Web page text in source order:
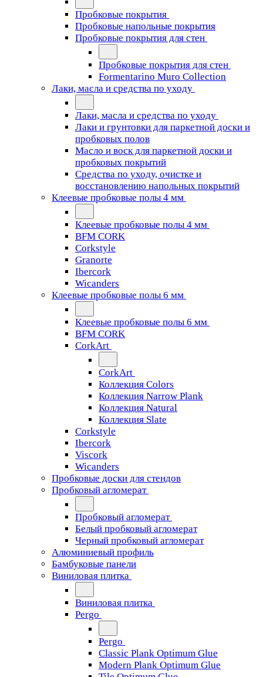
Пробковые покрытия
Пробковые напольные покрытия
Пробковые покрытия для стен
Пробковые покрытия для стен
Formentarino Muro Collection
Лаки, масла и средства по уходу
Лаки, масла и средства по уходу
Лаки и грунтовки для паркетной доски и
пробковых полов
Масло и воск для паркетной доски и
пробковых покрытий
Средства по уходу, очистке и
восстановлению напольных покрытий
Клеевые пробковые полы 4 мм
Клеевые пробковые полы 4 мм
BFM CORK
Corkstyle
Granorte
Ibercork
Wicanders
Клеевые пробковые полы 6 мм
Клеевые пробковые полы 6 мм
BFM CORK
CorkArt
CorkArt
Коллекция Colors
Коллекция Narrow Plank
Коллекция Natural
Коллекция Slate
Corkstyle
Ibercork
Viscork
Wicanders
Пробковые доски для стендов
Пробковый агломерат
Пробковый агломерат
Белый пробковый агломерат
Черный пробковый агломерат
Алюминиевый профиль
Бамбуковые панели
Виниловая плитка
Виниловая плитка
Pergo
Pergo
Classic Plank Optimum Glue
Modern Plank Optimum Glue